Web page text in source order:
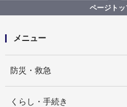
計画の柱１「市民ととも
ページトッ
メニュー
防災・救急
くらし・手続き